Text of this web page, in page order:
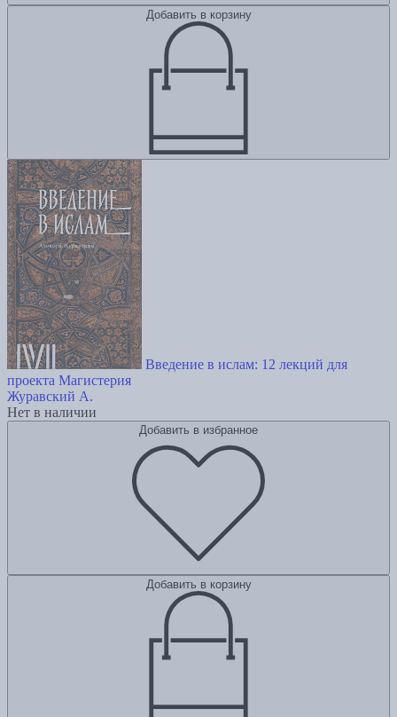
Добавить в корзину
Введение в ислам: 12 лекций для
проекта Магистерия
Журавский А.
Нет в наличии
Добавить в избранное
Добавить в корзину